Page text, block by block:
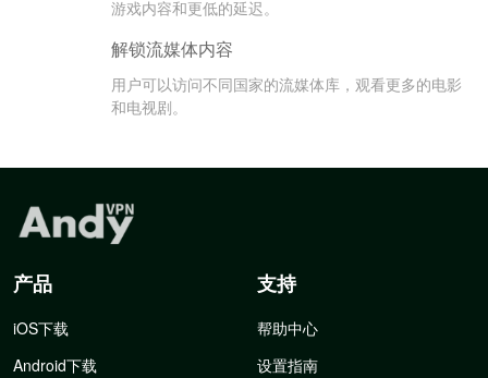
游戏内容和更低的延迟。
解锁流媒体内容
用户可以访问不同国家的流媒体库，观看更多的电影
和电视剧。
产品
iOS下载
Android下载
支持
帮助中心
设置指南